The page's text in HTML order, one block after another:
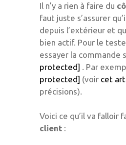
Il n’y a rien à faire du
faut juste s’assurer
depuis l’extérieur et
bien actif. Pour le
essayer la commande
protected]
. Par
protected] (voir cet
précisions).
Voici ce qu’il va falloir
client :